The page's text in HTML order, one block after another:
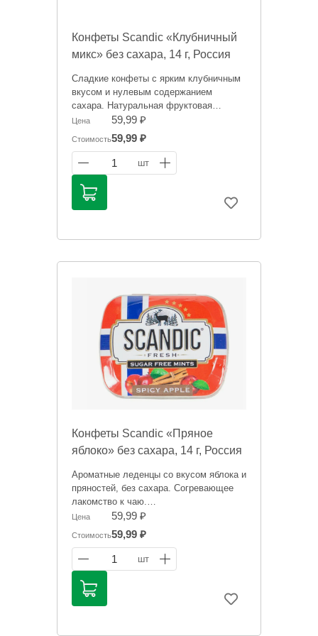
Конфеты Scandic «Клубничный
микс» без сахара, 14 г, Россия
Сладкие конфеты с ярким клубничным
вкусом и нулевым содержанием
сахара. Натуральная фруктовая
сладость.
Информация на сайте о товарах носит
справочный характер и не является
публичной офертой. Цена может
меняться
Цена 59,99 ₽
Стоимость59,99 ₽
1 шт
Конфеты Scandic «Пряное
яблоко» без сахара, 14 г, Россия
Ароматные леденцы со вкусом яблока и
пряностей, без сахара. Согревающее
лакомство к чаю.
Информация на сайте о товарах носит
справочный характер и не является
публичной офертой. Цена может
меняться
Цена 59,99 ₽
Стоимость59,99 ₽
1 шт